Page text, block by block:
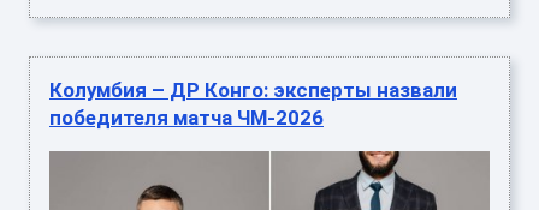
​Колумбия – ДР Конго: эксперты назвали
победителя матча ЧМ-2026